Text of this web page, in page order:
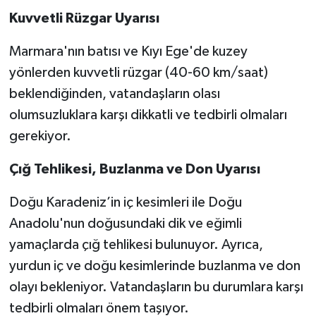
Kuvvetli Rüzgar Uyarısı
Marmara'nın batısı ve Kıyı Ege'de kuzey
yönlerden kuvvetli rüzgar (40-60 km/saat)
beklendiğinden, vatandaşların olası
olumsuzluklara karşı dikkatli ve tedbirli olmaları
gerekiyor.
Çığ Tehlikesi, Buzlanma ve Don Uyarısı
Doğu Karadeniz’in iç kesimleri ile Doğu
Anadolu'nun doğusundaki dik ve eğimli
yamaçlarda çığ tehlikesi bulunuyor. Ayrıca,
yurdun iç ve doğu kesimlerinde buzlanma ve don
olayı bekleniyor. Vatandaşların bu durumlara karşı
tedbirli olmaları önem taşıyor.